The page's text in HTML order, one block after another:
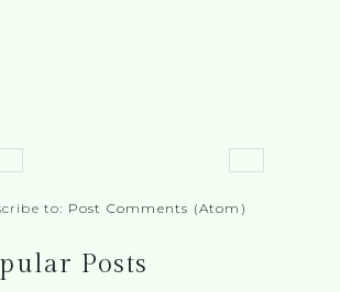
to: Post Comments (Atom)
Posts